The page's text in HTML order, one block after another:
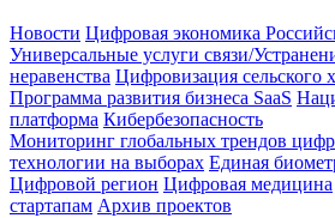
Новости Цифровая экономика
Универсальные услуги связи/
неравенства Цифровизация сельского
Программа развития бизнеса SaaS
платформа Кибербезопасность
Мониторинг глобальных трендов
технологии на выборах Единая
Цифровой регион Цифровая медицина
стартапам Архив проектов